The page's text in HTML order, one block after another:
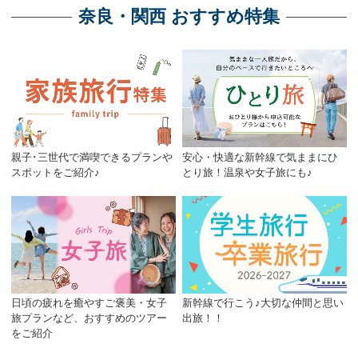
奈良・関西 おすすめ特集
親子･三世代で満喫できるプランや
スポットをご紹介♪
安心・快適な新幹線で気ままにひ
とり旅！温泉や女子旅にも♪
日頃の疲れを癒やすご褒美・女子
旅プランなど、おすすめのツアー
をご紹介
新幹線で行こう♪大切な仲間と思い
出旅！！